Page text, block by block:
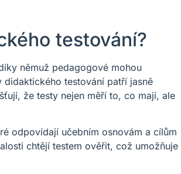
testování?
němuž pedagogové mohou
testování patří jasně
že testy nejen měří to, co mají, ale
odpovídají učebním osnovám a cílům
chtějí testem ověřit, což umožňuje